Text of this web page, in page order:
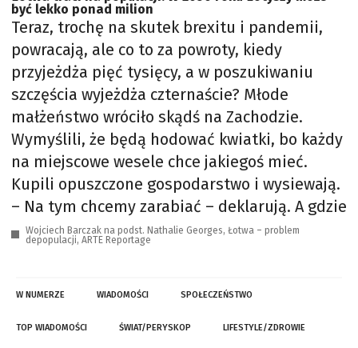
być lekko ponad milion
Teraz, trochę na skutek brexitu i pandemii,
powracają, ale co to za powroty, kiedy
przyjeżdża pięć tysięcy, a w poszukiwaniu
szczęścia wyjeżdża czternaście? Młode
małżeństwo wróciło skądś na Zachodzie.
Wymyślili, że będą hodować kwiatki, bo każdy
na miejscowe wesele chce jakiegoś mieć.
Kupili opuszczone gospodarstwo i wysiewają.
– Na tym chcemy zarabiać – deklarują. A gdzie
Wojciech Barczak na podst. Nathalie Georges, Łotwa – problem
depopulacji, ARTE Reportage
W NUMERZE WIADOMOŚCI SPOŁECZEŃSTWO
TOP WIADOMOŚCI ŚWIAT/PERYSKOP LIFESTYLE/ZDROWIE